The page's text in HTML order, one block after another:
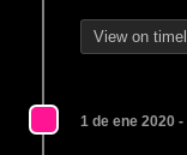
View on
1 de ene 2020